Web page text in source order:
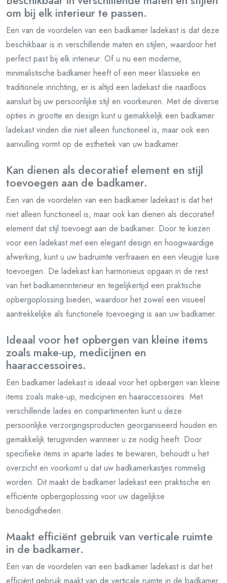
om bij elk interieur te passen.
Een van de voordelen van een badkamer ladekast is dat deze
beschikbaar is in verschillende maten en stijlen, waardoor het
perfect past bij elk interieur. Of u nu een moderne,
minimalistische badkamer heeft of een meer klassieke en
traditionele inrichting, er is altijd een ladekast die naadloos
aansluit bij uw persoonlijke stijl en voorkeuren. Met de diverse
opties in grootte en design kunt u gemakkelijk een badkamer
ladekast vinden die niet alleen functioneel is, maar ook een
aanvulling vormt op de esthetiek van uw badkamer.
Kan dienen als decoratief element en stijl
toevoegen aan de badkamer.
Een van de voordelen van een badkamer ladekast is dat het
niet alleen functioneel is, maar ook kan dienen als decoratief
element dat stijl toevoegt aan de badkamer. Door te kiezen
voor een ladekast met een elegant design en hoogwaardige
afwerking, kunt u uw badruimte verfraaien en een vleugje luxe
toevoegen. De ladekast kan harmonieus opgaan in de rest
van het badkamerinterieur en tegelijkertijd een praktische
opbergoplossing bieden, waardoor het zowel een visueel
aantrekkelijke als functionele toevoeging is aan uw badkamer.
Ideaal voor het opbergen van kleine items
zoals make-up, medicijnen en
haaraccessoires.
Een badkamer ladekast is ideaal voor het opbergen van kleine
items zoals make-up, medicijnen en haaraccessoires. Met
verschillende lades en compartimenten kunt u deze
persoonlijke verzorgingsproducten georganiseerd houden en
gemakkelijk terugvinden wanneer u ze nodig heeft. Door
specifieke items in aparte lades te bewaren, behoudt u het
overzicht en voorkomt u dat uw badkamerkastjes rommelig
worden. Dit maakt de badkamer ladekast een praktische en
efficiënte opbergoplossing voor uw dagelijkse
benodigdheden.
Maakt efficiënt gebruik van verticale ruimte
in de badkamer.
Een van de voordelen van een badkamer ladekast is dat het